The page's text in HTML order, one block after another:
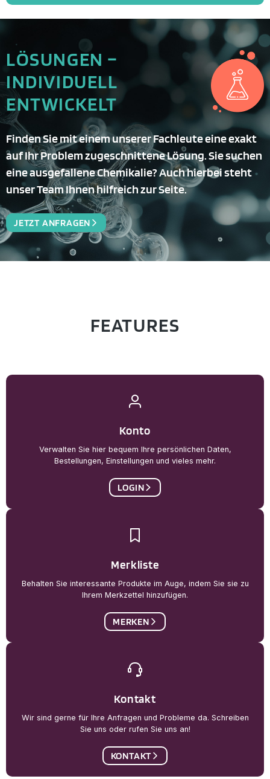
LÖSUNGEN –
INDIVIDUELL
ENTWICKELT
Finden Sie mit einem unserer Fachleute eine exakt
auf Ihr Problem zugeschnittene Lösung. Sie suchen
eine ausgefallene Chemikalie? Auch hierbei steht
unser Team Ihnen hilfreich zur Seite.
JETZT ANFRAGEN
FEATURES
Konto
Verwalten Sie hier bequem Ihre persönlichen Daten,
Bestellungen, Einstellungen und vieles mehr.
LOGIN
Merkliste
Behalten Sie interessante Produkte im Auge, indem Sie sie zu
Ihrem Merkzettel hinzufügen.
MERKEN
Kontakt
Wir sind gerne für Ihre Anfragen und Probleme da. Schreiben
Sie uns oder rufen Sie uns an!
KONTAKT